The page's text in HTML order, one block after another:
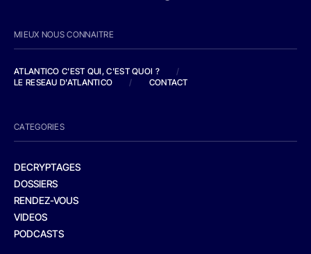
MIEUX NOUS CONNAITRE
ATLANTICO C'EST QUI, C'EST QUOI ?
/
LE RESEAU D'ATLANTICO
/ CONTACT
CATEGORIES
DECRYPTAGES
DOSSIERS
RENDEZ-VOUS
VIDEOS
PODCASTS